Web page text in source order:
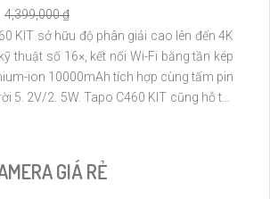
4,399,000 ₫
KIT sở hữu độ phân giải cao lên đến 4K
thuật số 16×, kết nối Wi-Fi băng tần kép
ion 10000mAh tích hợp cùng tấm pin
5. 2V/2. 5W. Tapo C460 KIT cũng hỗ trợ
GIÁ RẺ